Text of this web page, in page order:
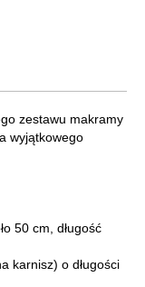
zestawu makramy
wyjątkowego
50 cm, długość
karnisz) o długości